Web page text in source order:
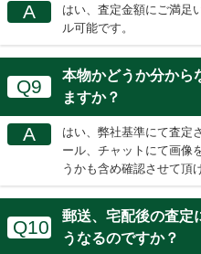
A
はい、査定金額にご満足
ル可能です。
Q9
本物かどうか分から
ますか？
A
はい、弊社基準にて査定
ール、チャットにて画像
うかも含め確認させて頂
Q10
郵送、宅配後の査定
うなるのですか？